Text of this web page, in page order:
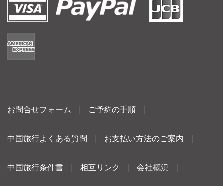
お問合せフォーム ご予約の手順
中国旅行よくある質問 お支払い方法のご案内
中国旅行条件書 相互リンク 会社概況